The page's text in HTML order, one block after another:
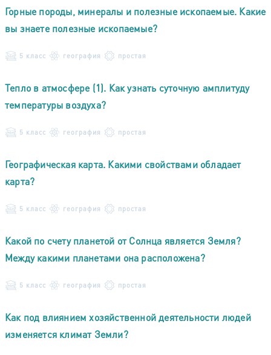
Горные породы, минералы и полезные ископаемые. Какие
вы знаете полезные ископаемые?
5 класс география простая
Тепло в атмосфере (1). Как узнать суточную амплитуду
температуры воздуха?
5 класс география простая
Географическая карта. Какими свойствами обладает
карта?
5 класс география простая
Какой по счету планетой от Солнца является Земля?
Между какими планетами она расположена?
5 класс география простая
Как под влиянием хозяйственной деятельности людей
изменяется климат Земли?